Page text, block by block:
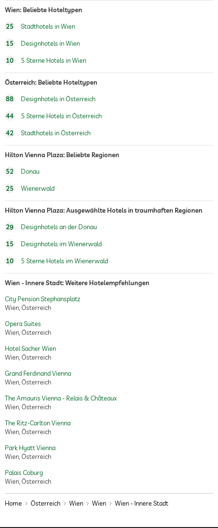
Wellnessmassagen
Treatments
Wien: Beliebte Hoteltypen
25 Stadthotels in Wien
15 Designhotels in Wien
10 5 Sterne Hotels in Wien
Österreich: Beliebte Hoteltypen
88 Designhotels in Österreich
44 5 Sterne Hotels in Österreich
42 Stadthotels in Österreich
Hilton Vienna Plaza: Beliebte Regionen
52 Donau
25 Wienerwald
Hilton Vienna Plaza: Ausgewählte Hotels in traumhaften Regionen
29 Designhotels an der Donau
15 Designhotels im Wienerwald
10 5 Sterne Hotels im Wienerwald
Wien - Innere Stadt: Weitere Hotelempfehlungen
City Pension Stephansplatz
Wien, Österreich
Opera Suites
Wien, Österreich
Hotel Sacher Wien
Wien, Österreich
Grand Ferdinand Vienna
Wien, Österreich
The Amauris Vienna - Relais & Châteaux
Wien, Österreich
The Ritz-Carlton Vienna
Wien, Österreich
Park Hyatt Vienna
Wien, Österreich
Palais Coburg
Wien, Österreich
Home Österreich Wien Wien Wien - Innere Stadt